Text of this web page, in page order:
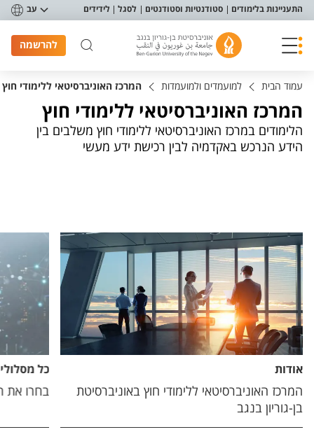
תפריט נגישות
התעניינות בלימודים סטודנטיות וסטודנטים לסגל לידידים עב
להרשמה
עמוד הבית למועמדים ולמועמדות המרכז האוניברסיטאי ללימודי חוץ
המרכז האוניברסיטאי ללימודי חוץ
הלימודים במרכז האוניברסיטאי ללימודי חוץ משלבים בין
הידע הנרכש באקדמיה לבין רכישת ידע מעשי
אודות
המרכז האוניברסיטאי ללימודי חוץ באוניברסיטת
בן-גוריון בנגב
כל
בחרו את